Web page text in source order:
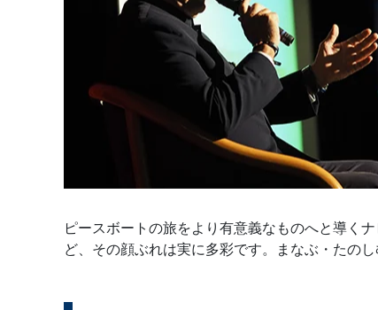
ピースボートの旅をより有意義なものへと導く
ど、その顔ぶれは実に多彩です。まなぶ・たの